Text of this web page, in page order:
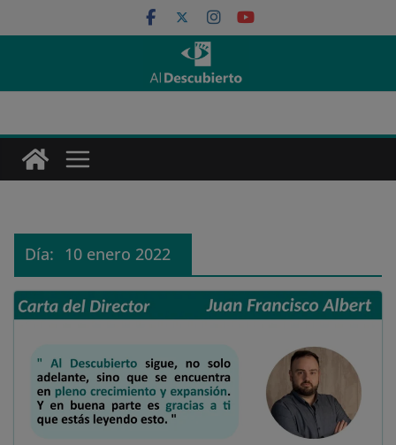
al
Día: 10 enero 2022